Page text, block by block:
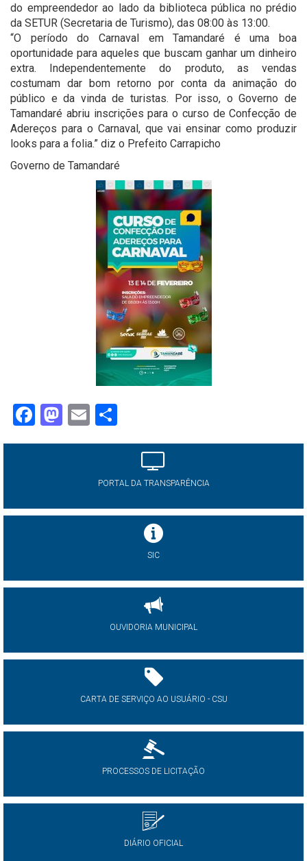
do empreendedor ao lado da biblioteca pública no prédio
da SETUR (Secretaria de Turismo), das 08:00 às 13:00.
“O período do Carnaval em Tamandaré é uma boa
oportunidade para aqueles que buscam ganhar um dinheiro
extra. Independentemente do produto, as vendas
costumam dar bom retorno por conta da animação do
público e da vinda de turistas. Por isso, o Governo de
Tamandaré abriu inscrições para o curso de Confecção de
Adereços para o Carnaval, que vai ensinar como produzir
looks para a folia.” diz o Prefeito Carrapicho
Governo de Tamandaré
Facebook
Mastodon
Email
PORTAL DA TRANSPARÊNCIA
SIC
OUVIDORIA MUNICIPAL
CARTA DE SERVIÇO AO USUÁRIO - CSU
PROCESSOS DE LICITAÇÃO
DIÁRIO OFICIAL